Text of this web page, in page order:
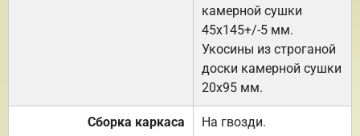
камерной сушки
45х145+/-5 мм.
Укосины из строганой
доски камерной сушки
20х95 мм.
Сборка каркаса На гвозди.